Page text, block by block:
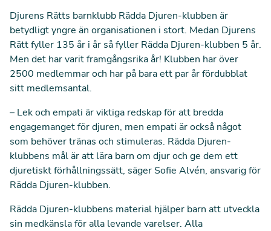
Djurens Rätts barnklubb Rädda Djuren-klubben är
betydligt yngre än organisationen i stort. Medan Djurens
Rätt fyller 135 år i år så fyller Rädda Djuren-klubben 5 år.
Men det har varit framgångsrika år! Klubben har över
2500 medlemmar och har på bara ett par år fördubblat
sitt medlemsantal.
– Lek och empati är viktiga redskap för att bredda
engagemanget för djuren, men empati är också något
som behöver tränas och stimuleras. Rädda Djuren-
klubbens mål är att lära barn om djur och ge dem ett
djuretiskt förhållningssätt, säger Sofie Alvén, ansvarig för
Rädda Djuren-klubben.
Rädda Djuren-klubbens material hjälper barn att utveckla
sin medkänsla för alla levande varelser. Alla